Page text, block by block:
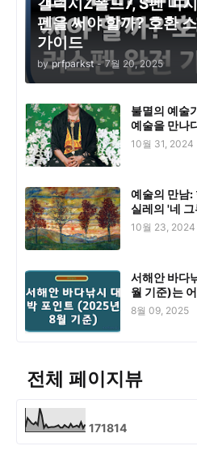
갤럭시Z폴드7, S펜 미
펜을 써야 할까? 호환
가이드
by prfparkst - 7월 20, 2025
불멸의 예술
예술을 만나
10월 31, 2024
예술의 만남:
실레의 '네
10월 23, 2024
서해안 바다
월 기준)는
8월 09, 2025
전체 페이지뷰
171814